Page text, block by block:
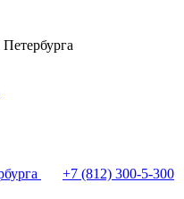
+7 (812) 300-5-300